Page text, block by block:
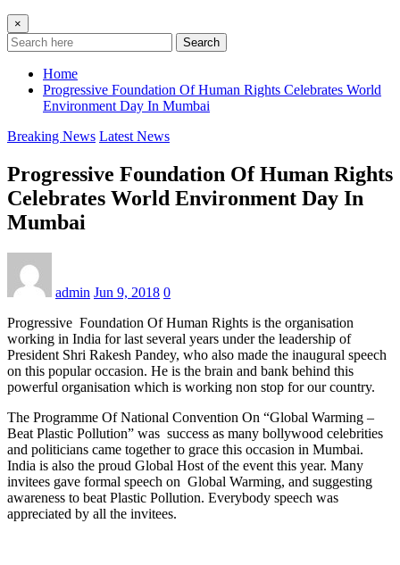
×
Search
Home
Progressive Foundation Of Human Rights Celebrates World
Environment Day In Mumbai
Breaking News Latest News
Progressive Foundation Of Human Rights
Celebrates World Environment Day In
Mumbai
admin Jun 9, 2018 0
Progressive Foundation Of Human Rights is the organisation
working in India for last several years under the leadership of
President Shri Rakesh Pandey, who also made the inaugural speech
on this popular occasion. He is the brain and bank behind this
powerful organisation which is working non stop for our country.
The Programme Of National Convention On “Global Warming –
Beat Plastic Pollution” was success as many bollywood celebrities
and politicians came together to grace this occasion in Mumbai.
India is also the proud Global Host of the event this year. Many
invitees gave formal speech on Global Warming, and suggesting
awareness to beat Plastic Pollution. Everybody speech was
appreciated by all the invitees.